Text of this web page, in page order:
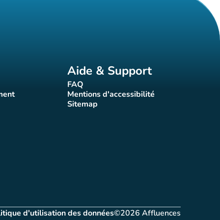
Aide & Support
FAQ(nouvel onglet)
Mentions d'accessibilité
(nouvel onglet)
Sitemap(nouvel onglet)
d'utilisation des données
(nouvel onglet) ©2026 Affluences